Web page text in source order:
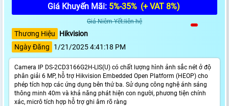
Giá Khuyến Mãi: 5%-35% (+ VAT 8%)
Giá Niêm Yết:liên hệ
Thương Hiệu
Hikvision
Ngày Đăng
1/21/2025 4:41:18 PM
Camera IP DS-2CD3166G2H-LIS(U) có chất lượng hình ảnh sắc nét ở độ
phân giải 6 MP, hỗ trợ Hikvision Embedded Open Platform (HEOP) cho
phép tích hợp các ứng dụng bên thứ ba. Sử dụng công nghệ ánh sáng
thông minh 40m và khả năng phát hiện con người, phương tiện chính
xác, micrô tích hợp hỗ trợ ghi âm rõ ràng